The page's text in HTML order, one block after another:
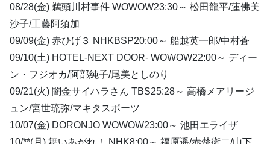
08/28(金) 鵜頭川村事件 WOWOW23:30～ 松田龍平/蓮佛美
沙子/工藤阿須加
09/09(金) 赤ひげ３ NHKBSP20:00～ 船越英一郎/中村蒼
09/10(土) HOTEL-NEXT DOOR- WOWOW22:00～ ディー
ン・フジオカ/阿部純子/尾美としのり
09/21(火) 闇金サイハラさん TBS25:28～ 高橋メアリージ
ュン/宮世琉弥/マキタスポーツ
10/07(金) DORONJO WOWOW23:00～ 池田エライザ
10/**(月) 舞いあがれ！ NHK8:00～ 福原遥/赤楚衛二/山下